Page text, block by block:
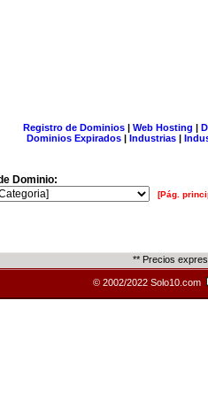
Registro de Dominios| Web Hosting |
Dominios Expirados | Industrias |
Dominio:
[Pág.
** Precios
© 2002/2022 Solo10.com